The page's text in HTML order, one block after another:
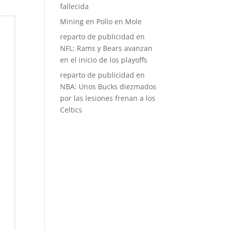
fallecida
Mining en Pollo en Mole
reparto de publicidad en
NFL: Rams y Bears avanzan
en el inicio de los playoffs
reparto de publicidad en
NBA: Unos Bucks diezmados
por las lesiones frenan a los
Celtics